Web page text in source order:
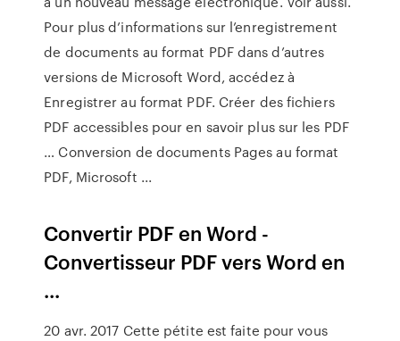
Pour plus d’informations sur l’enregistrement
de documents au format PDF dans d’autres
versions de Microsoft Word, accédez à
Enregistrer au format PDF. Créer des fichiers
PDF accessibles pour en savoir plus sur les PDF
… Conversion de documents Pages au format
PDF, Microsoft ...
Convertir PDF en Word -
Convertisseur PDF vers Word en
...
20 avr. 2017 Cette pétite est faite pour vous